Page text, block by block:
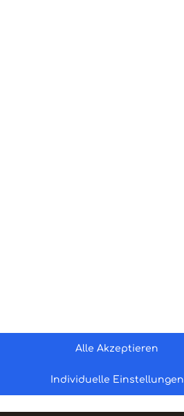
Alle Akzeptieren
Individuelle Einstellungen